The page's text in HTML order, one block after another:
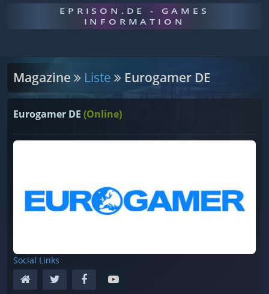
EPRISON.DE - GAMES
INFORMATION
Magazine Liste Eurogamer DE
Eurogamer DE (Online)
Social Links